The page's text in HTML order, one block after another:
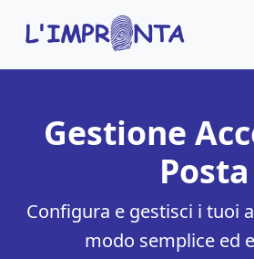
Gestione
Posta
Configura e gestisci i tuoi
modo semplice ed